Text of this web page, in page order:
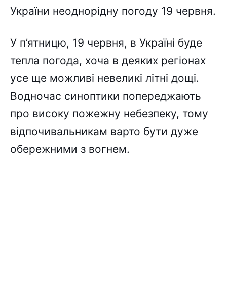
України неоднорідну погоду 19 червня.
У п’ятницю, 19 червня, в Україні буде
тепла погода, хоча в деяких регіонах
усе ще можливі невеликі літні дощі.
Водночас синоптики попереджають
про високу пожежну небезпеку, тому
відпочивальникам варто бути дуже
обережними з вогнем.